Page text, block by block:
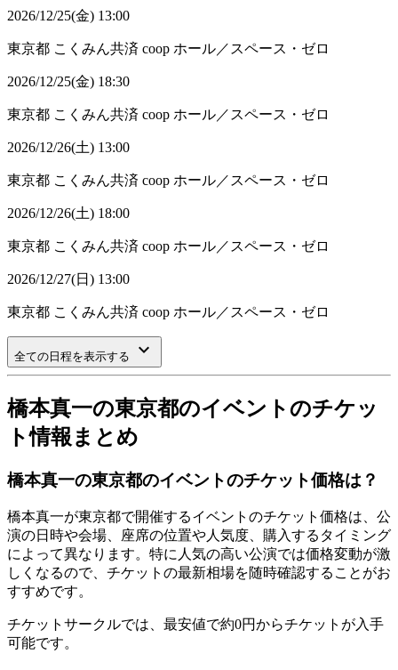
2026/12/25(金) 13:00
東京都 こくみん共済 coop ホール／スペース・ゼロ
2026/12/25(金) 18:30
東京都 こくみん共済 coop ホール／スペース・ゼロ
2026/12/26(土) 13:00
東京都 こくみん共済 coop ホール／スペース・ゼロ
2026/12/26(土) 18:00
東京都 こくみん共済 coop ホール／スペース・ゼロ
2026/12/27(日) 13:00
東京都 こくみん共済 coop ホール／スペース・ゼロ
全ての日程を表示する keyboard_arrow_down
橋本真一の東京都のイベントのチケッ
ト情報まとめ
橋本真一の東京都のイベントのチケット価格は？
橋本真一が東京都で開催するイベントのチケット価格は、公
演の日時や会場、座席の位置や人気度、購入するタイミング
によって異なります。特に人気の高い公演では価格変動が激
しくなるので、チケットの最新相場を随時確認することがお
すすめです。
チケットサークルでは、最安値で約0円からチケットが入手
可能です。